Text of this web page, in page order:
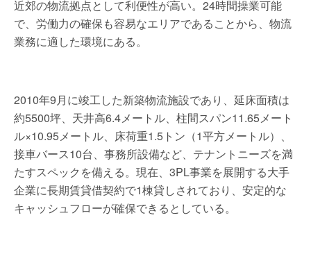
近郊の物流拠点として利便性が高い。24時間操業可能
で、労働力の確保も容易なエリアであることから、物流
業務に適した環境にある。
2010年9月に竣工した新築物流施設であり、延床面積は
約5500坪、天井高6.4メートル、柱間スパン11.65メート
ル×10.95メートル、床荷重1.5トン（1平方メートル）、
接車バース10台、事務所設備など、テナントニーズを満
たすスペックを備える。現在、3PL事業を展開する大手
企業に長期賃貸借契約で1棟貸しされており、安定的な
キャッシュフローが確保できるとしている。